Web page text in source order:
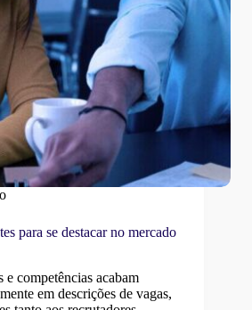
para se destacar no mercado
e competências acabam
em descrições de vagas,